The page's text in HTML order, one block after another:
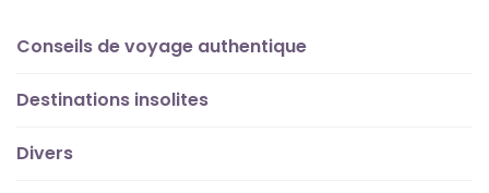
Conseils de voyage authentique
Destinations insolites
Divers